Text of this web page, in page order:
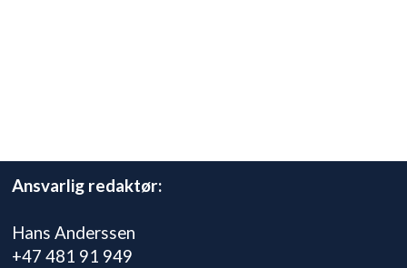
Ansvarlig redaktør:
Hans Anderssen
+47 481 91 949